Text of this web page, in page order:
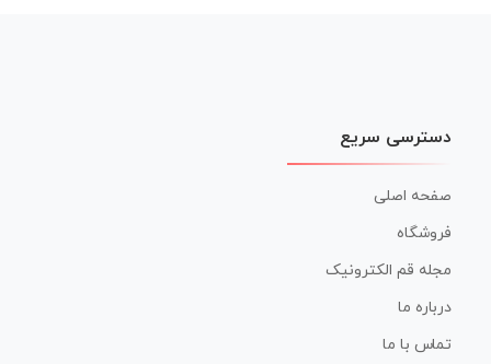
دسترسی سریع
صفحه اصلی
فروشگاه
مجله قم الکترونیک
درباره ما
تماس با ما